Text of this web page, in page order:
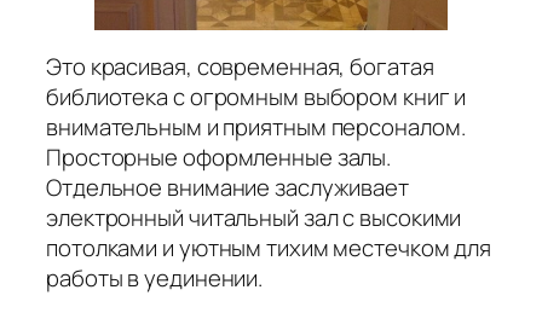
Это красивая, современная, богатая
библиотека с огромным выбором книг и
внимательным и приятным персоналом.
Просторные оформленные залы.
Отдельное внимание заслуживает
электронный читальный зал с высокими
потолками и уютным тихим местечком для
работы в уединении.